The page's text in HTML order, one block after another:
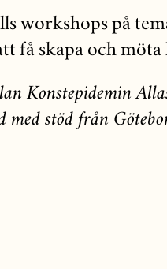
workshops på
få skapa och möta
Konstepidemin
stöd från